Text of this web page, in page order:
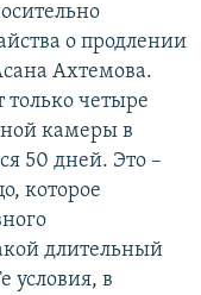
о продлении
Ахтемова.
четыре
камеры в
50 дней. Это –
которое
длительный
условия, в